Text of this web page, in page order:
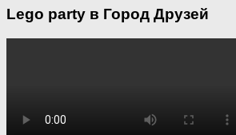
Lego party в Город Друзей